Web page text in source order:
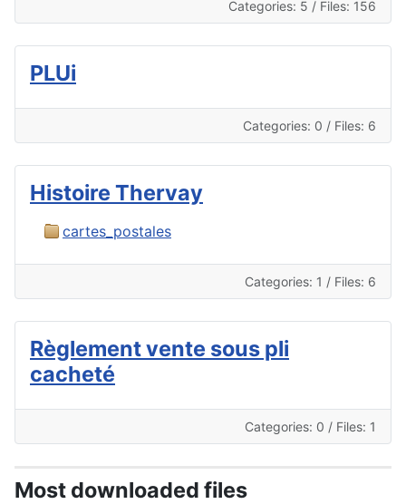
Categories: 5 / Files: 156
PLUi
Categories: 0 / Files: 6
Histoire Thervay
cartes_postales
Categories: 1 / Files: 6
Règlement vente sous pli
cacheté
Categories: 0 / Files: 1
Most downloaded files